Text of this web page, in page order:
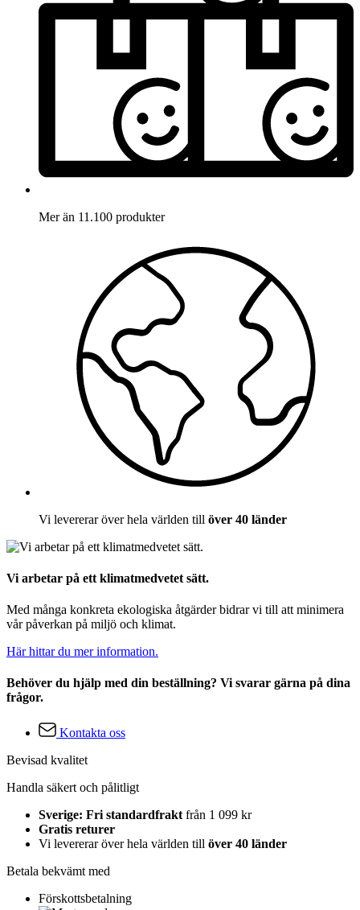
Mer än 11.100 produkter
Vi levererar över hela världen till över 40 länder
Vi arbetar på ett klimatmedvetet sätt.
Med många konkreta ekologiska åtgärder bidrar vi till att minimera
vår påverkan på miljö och klimat.
Här hittar du mer information.
Behöver du hjälp med din beställning? Vi svarar gärna på dina
frågor.
Kontakta oss
Bevisad kvalitet
Handla säkert och pålitligt
Sverige: Fri standardfrakt från 1 099 kr
Gratis returer
Vi levererar över hela världen till över 40 länder
Betala bekvämt med
Förskottsbetalning